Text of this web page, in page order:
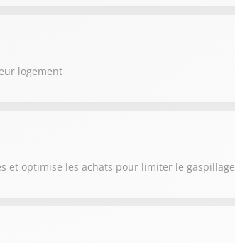
logement
et optimise les achats pour limiter le gaspillage